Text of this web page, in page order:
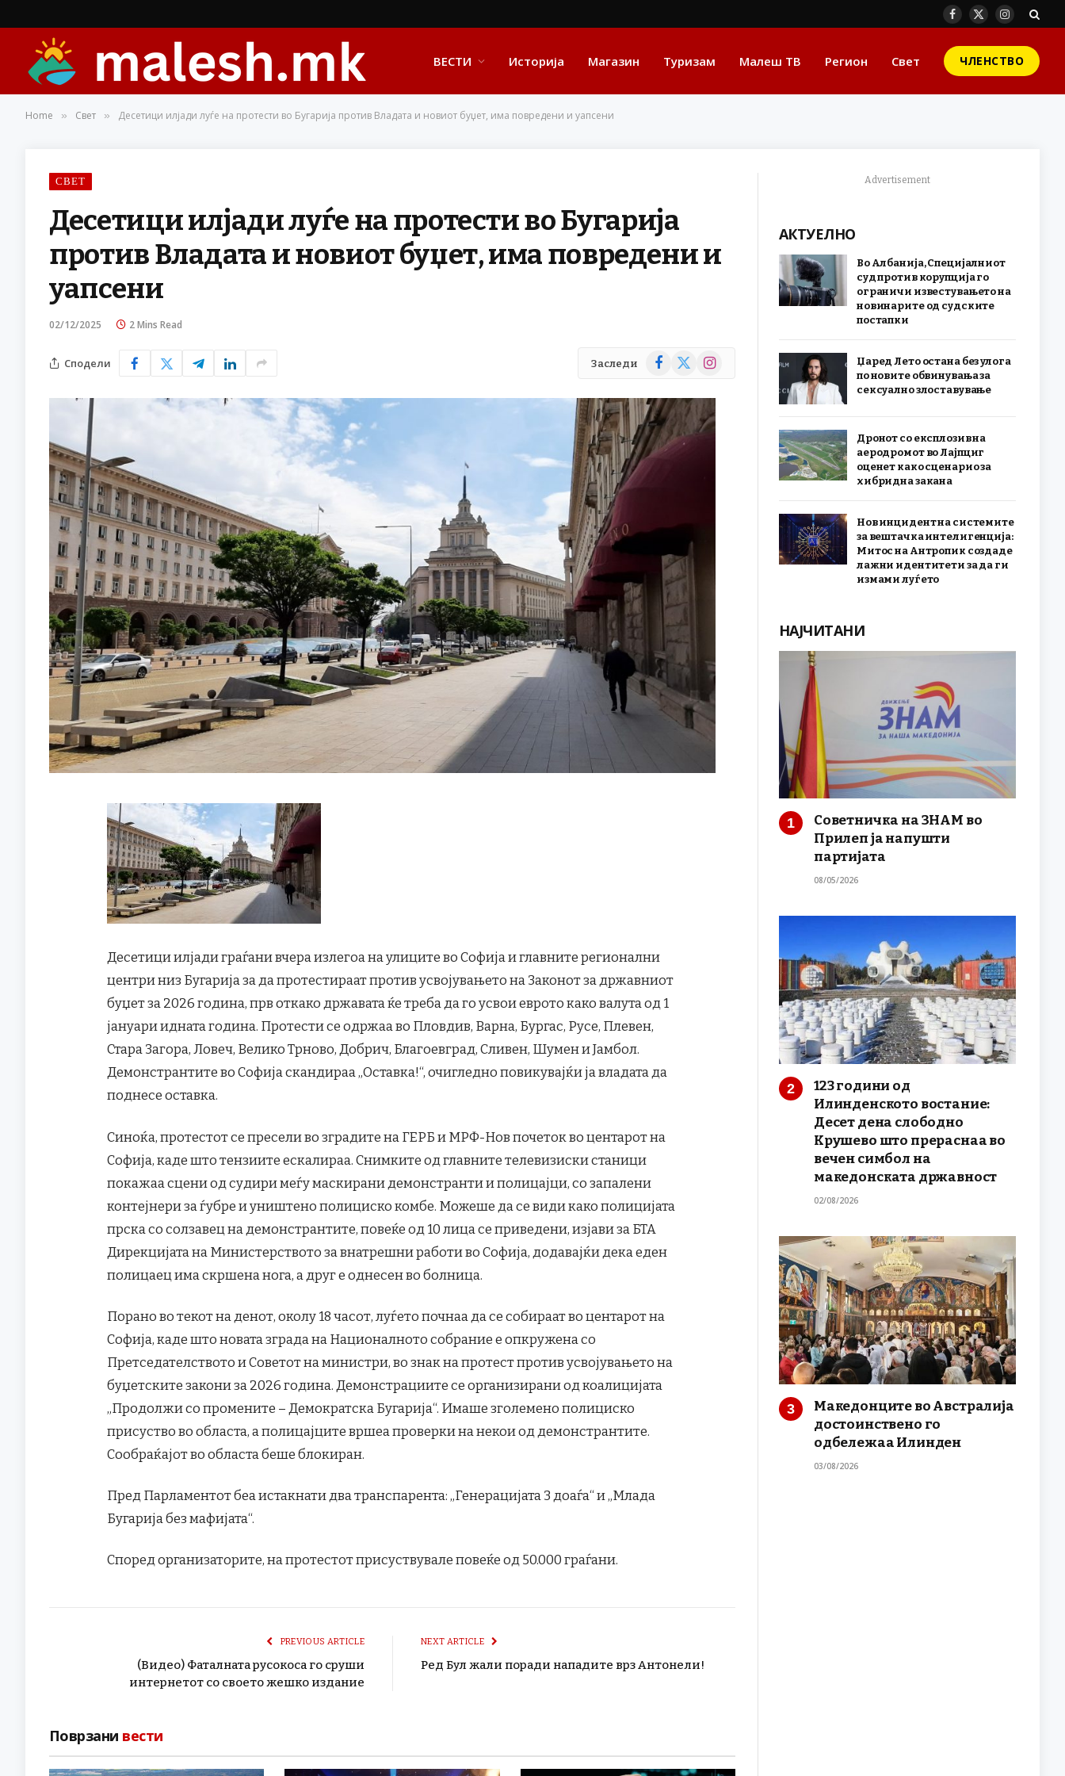
Facebook
X
Instagram
ВЕСТИ Историја Магазин Туризам Малеш ТВ Регион Свет ЧЛЕНСТВО
Home » Свет » Десетици илјади луѓе на протести во Бугарија против Владата и новиот буџет, има повредени и уапсени
СВЕТ
Десетици илјади луѓе на протести во Бугарија
против Владата и новиот буџет, има повредени и
уапсени
02/12/2025 2 Mins Read
Сподели Заследи Facebook
X
Instagram
Десетици илјади граѓани вчера излегоа на улиците во Софија и главните регионални
центри низ Бугарија за да протестираат против усвојувањето на Законот за државниот
буџет за 2026 година, прв откако државата ќе треба да го усвои еврото како валута од 1
јануари идната година. Протести се одржаа во Пловдив, Варна, Бургас, Русе, Плевен,
Стара Загора, Ловеч, Велико Трново, Добрич, Благоевград, Сливен, Шумен и Јамбол.
Демонстрантите во Софија скандираа „Оставка!“, очигледно повикувајќи ја владата да
поднесе оставка.
Синоќа, протестот се пресели во зградите на ГЕРБ и МРФ-Нов почеток во центарот на
Софија, каде што тензиите ескалираа. Снимките од главните телевизиски станици
покажаа сцени од судири меѓу маскирани демонстранти и полицајци, со запалени
контејнери за ѓубре и уништено полициско комбе. Можеше да се види како полицијата
прска со солзавец на демонстрантите, повеќе од 10 лица се приведени, изјави за БТА
Дирекцијата на Министерството за внатрешни работи во Софија, додавајќи дека еден
полицаец има скршена нога, а друг е однесен во болница.
Порано во текот на денот, околу 18 часот, луѓето почнаа да се собираат во центарот на
Софија, каде што новата зграда на Националното собрание е опкружена со
Претседателството и Советот на министри, во знак на протест против усвојувањето на
буџетските закони за 2026 година. Демонстрациите се организирани од коалицијата
„Продолжи со промените – Демократска Бугарија“. Имаше зголемено полициско
присуство во областа, а полицајците вршеа проверки на некои од демонстрантите.
Сообраќајот во областа беше блокиран.
Пред Парламентот беа истакнати два транспарента: „Генерацијата З доаѓа“ и „Млада
Бугарија без мафијата“.
Според организаторите, на протестот присуствувале повеќе од 50.000 граѓани.
PREVIOUS ARTICLE
(Видео) Фаталната русокоса го сруши
интернетот со своето жешко издание
NEXT ARTICLE
Ред Бул жали поради нападите врз Антонели!
Поврзани вести
Advertisement
АКТУЕЛНО
Во Албанија, Специјалниот
суд против корупција го
ограничи известувањето на
новинарите од судските
постапки
Џаред Лето остана без улога
по новите обвинувања за
сексуално злоставување
Дронот со експлозив на
аеродромот во Лајпциг
оценет како сценарио за
хибридна закана
Нов инцидент на системите
за вештачка интелигенција:
Митос на Антропик создаде
лажни идентитети за да ги
измами луѓето
НАЈЧИТАНИ
Советничка на ЗНАМ во
Прилеп ја напушти
партијата
08/05/2026
123 години од
Илинденското востание:
Десет дена слободно
Крушево што прераснаа во
вечен симбол на
македонската државност
02/08/2026
Македонците во Австралија
достоинствено го
одбележаа Илинден
03/08/2026